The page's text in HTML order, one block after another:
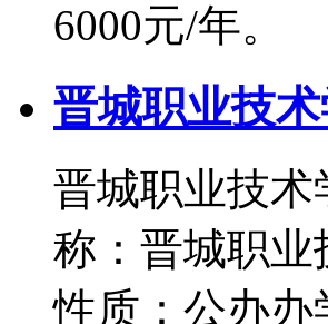
6000元/年。
晋城职业技
晋城职业技
称：晋城职
性质：公办